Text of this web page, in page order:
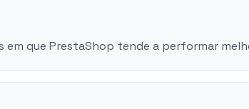
que PrestaShop tende a performar